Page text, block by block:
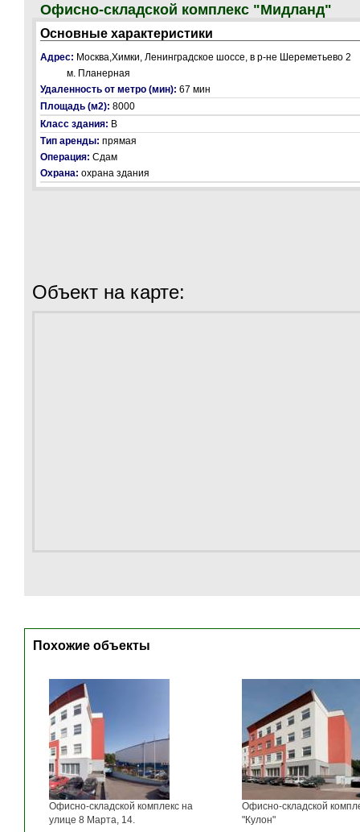
Офисно-складской комплекс "Мидланд"
Основные характеристики
Адрес: Москва,Химки, Ленинградское шоссе, в р-не Шереметьево 2
м. Планерная
Удаленность от метро (мин): 67 мин
Площадь (м2): 8000
Класс здания: В
Тип аренды: прямая
Операция: Сдам
Охрана: охрана здания
Объект на карте:
Похожие объекты
Офисно-складской комплекс на
улице 8 Марта, 14.
Офисно-складской
"Кулон"